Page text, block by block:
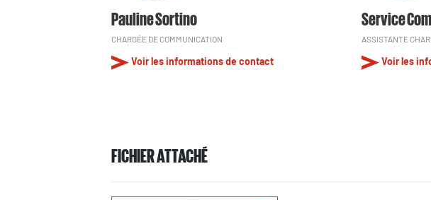
Pauline Sortino
CHARGÉE DE COMMUNICATION
Voir les informations de contact
Service
ASSISTANTE
Voir les
FICHIER ATTACHÉ